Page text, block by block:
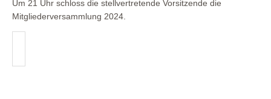
Um 21 Uhr schloss die stellvertretende Vorsitzende die
Mitgliederversammlung 2024.